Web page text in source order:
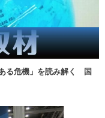
る危機」を読み解く 国